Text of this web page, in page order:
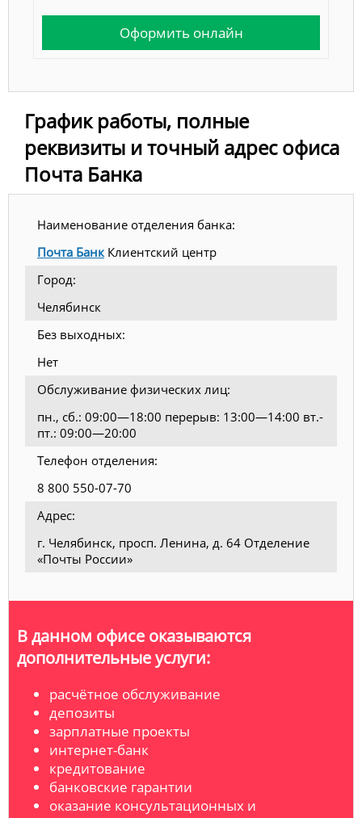
Оформить онлайн
График работы, полные
реквизиты и точный адрес офиса
Почта Банка
Наименование отделения банка:
Почта БанкКлиентский центр
Город:
Челябинск
Без выходных:
Нет
Обслуживание физических лиц:
пн., сб.: 09:00—18:00 перерыв: 13:00—14:00 вт.-
пт.: 09:00—20:00
Телефон отделения:
8 800 550-07-70
Адрес:
г. Челябинск, просп. Ленина, д. 64 Отделение
«Почты России»
В данном офисе оказываются
дополнительные услуги:
расчётное обслуживание
депозиты
зарплатные проекты
интернет-банк
кредитование
банковские гарантии
оказание консультационных и